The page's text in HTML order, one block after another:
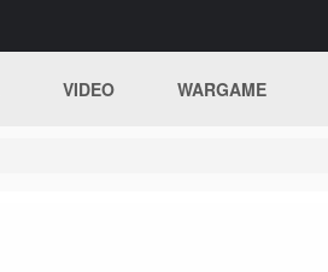
VIDEO WARGAME